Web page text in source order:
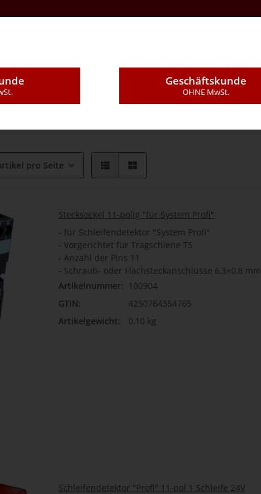
Über Uns E-Mail Montageleistungen
pro Seite
Stecksockel 11-polig "für System Profi"
- für Schleifendetektor "System Profi"
- Vorgerichtet für Tragschiene TS
- Anzahl der Pins 11
- Schraub- oder Flachsteckanschlüsse 6,3×0,8 mm
Artikelnummer: 100904
GTIN:
4250764354765
Artikelgewicht:
0,10 kg
Schleifendetektor "Profi" 11-pol 1 Schleife 24V
Geschäftskunde
OHNE MwSt.